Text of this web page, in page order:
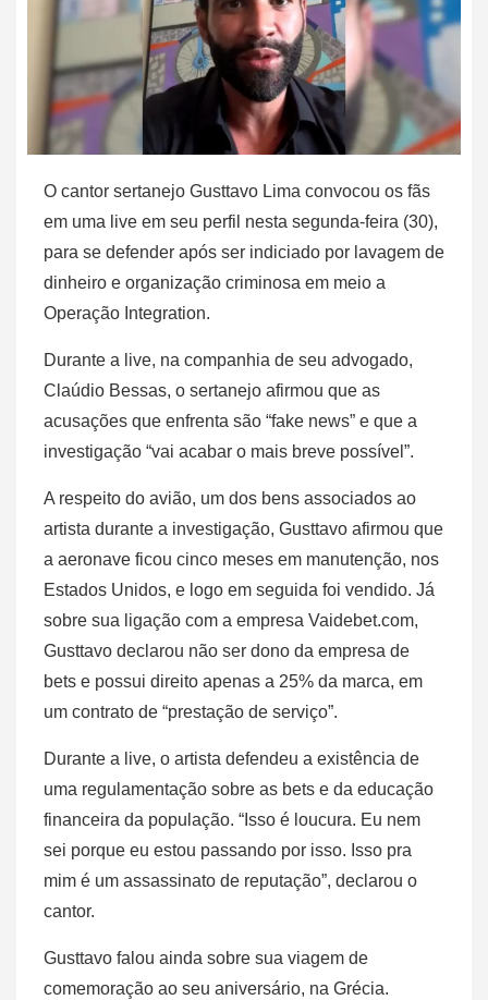
O cantor sertanejo Gusttavo Lima convocou os fãs
em uma live em seu perfil nesta segunda-feira (30),
para se defender após ser indiciado por lavagem de
dinheiro e organização criminosa em meio a
Operação Integration.
Durante a live, na companhia de seu advogado,
Claúdio Bessas, o sertanejo afirmou que as
acusações que enfrenta são “fake news” e que a
investigação “vai acabar o mais breve possível”.
A respeito do avião, um dos bens associados ao
artista durante a investigação, Gusttavo afirmou que
a aeronave ficou cinco meses em manutenção, nos
Estados Unidos, e logo em seguida foi vendido. Já
sobre sua ligação com a empresa Vaidebet.com,
Gusttavo declarou não ser dono da empresa de
bets e possui direito apenas a 25% da marca, em
um contrato de “prestação de serviço”.
Durante a live, o artista defendeu a existência de
uma regulamentação sobre as bets e da educação
financeira da população. “Isso é loucura. Eu nem
sei porque eu estou passando por isso. Isso pra
mim é um assassinato de reputação”, declarou o
cantor.
Gusttavo falou ainda sobre sua viagem de
comemoração ao seu aniversário, na Grécia.